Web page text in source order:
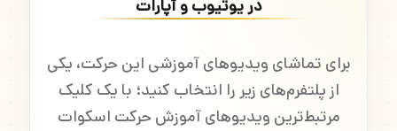
در یوتیوب و آپارات
برای تماشای ویدیوهای آموزشی این حرکت، یکی
از پلتفرم‌های زیر را انتخاب کنید؛ با یک کلیک
مرتبط‌ترین ویدیوهای آموزش حرکت اسکوات